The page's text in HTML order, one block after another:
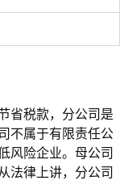
省税款，分公司是
不属于有限责任公
风险企业。母公司
法律上讲，分公司